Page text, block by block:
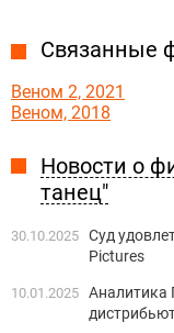
Связанные
Веном 2, 2021
Веном, 2018
Новости о
танец"
30.10.2025 Суд
Pictures
10.01.2025 Аналитика